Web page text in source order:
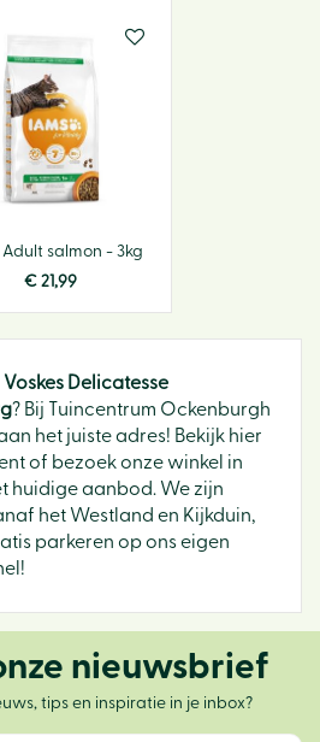
Adult salmon - 3kg
€ 21,99
Voskes Delicatesse
? Bij Tuincentrum Ockenburgh
het juiste adres! Bekijk hier
of bezoek onze winkel in
huidige aanbod. We zijn
het Westland en Kijkduin,
parkeren op ons eigen
nieuwsbrief
tips en inspiratie in je inbox?